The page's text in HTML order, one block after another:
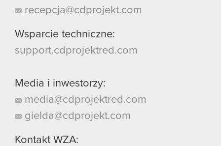
recepcja@cdprojekt.com
Wsparcie techniczne:
support.cdprojektred.com
Media i inwestorzy:
media@cdprojektred.com
gielda@cdprojekt.com
Kontakt WZA: